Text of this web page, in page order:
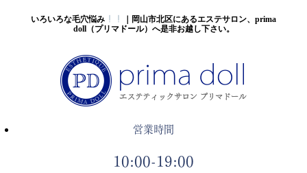
いろいろな毛穴悩み
｜岡山市北区にあるエステサロン、prima
doll（プリマドール）へ是非お越し下さい。
営業時間
10:00-19:00